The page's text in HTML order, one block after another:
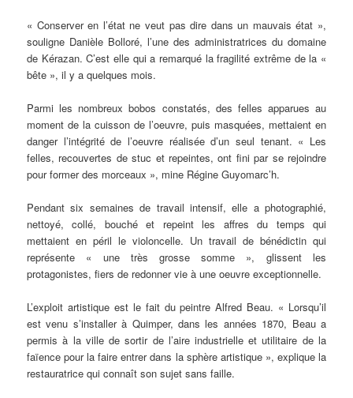
« Conserver en l’état ne veut pas dire dans un mauvais état »,
souligne Danièle Bolloré, l’une des administratrices du domaine
de Kérazan. C’est elle qui a remarqué la fragilité extrême de la «
bête », il y a quelques mois.
Parmi les nombreux bobos constatés, des felles apparues au
moment de la cuisson de l’oeuvre, puis masquées, mettaient en
danger l’intégrité de l’oeuvre réalisée d’un seul tenant. « Les
felles, recouvertes de stuc et repeintes, ont fini par se rejoindre
pour former des morceaux », mine Régine Guyomarc’h.
Pendant six semaines de travail intensif, elle a photographié,
nettoyé, collé, bouché et repeint les affres du temps qui
mettaient en péril le violoncelle. Un travail de bénédictin qui
représente « une très grosse somme », glissent les
protagonistes, fiers de redonner vie à une oeuvre exceptionnelle.
L’exploit artistique est le fait du peintre Alfred Beau. « Lorsqu’il
est venu s’installer à Quimper, dans les années 1870, Beau a
permis à la ville de sortir de l’aire industrielle et utilitaire de la
faïence pour la faire entrer dans la sphère artistique », explique la
restauratrice qui connaît son sujet sans faille.